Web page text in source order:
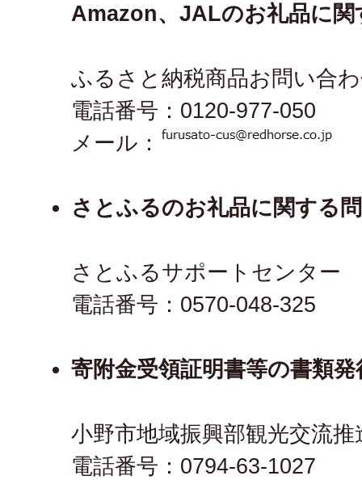
Amazon、JALのお礼品に関
ふるさと納税商品お問い合
電話番号：0120-977-050
メール：
さとふるのお礼品に関する
さとふるサポートセンター
電話番号：0570-048-325
寄附金受領証明書等の書類
小野市地域振興部観光交流
電話番号：0794-63-1027